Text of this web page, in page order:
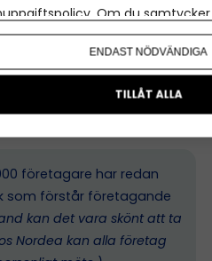
företagsrådgivare?
kundgrupp?
ut för nystartade bolag?
kontakt som lär känna just
företagare har redan
som förstår företagande
kan det vara skönt att ta
Nordea kan alla företag
. Om du
i efterhand hittar du den
ENDAST NÖDVÄNDIGA
TILLÅT ALLA